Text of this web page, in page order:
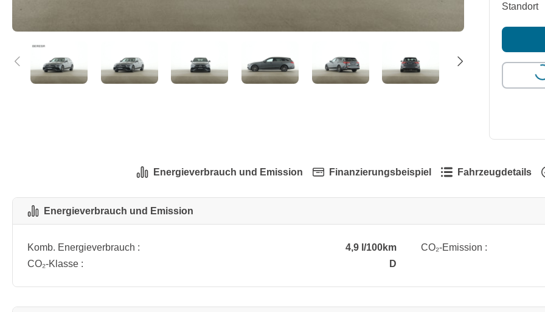
Standort
Energieverbrauch und Emission Finanzierungsbeispiel Fahrzeugdetails
Energieverbrauch und Emission
Komb. Energieverbrauch : 4,9 l/100km
CO₂-Emission :
CO₂-Klasse :
D